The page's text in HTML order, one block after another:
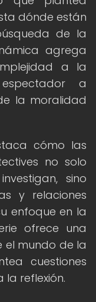
dónde están
de la
agrega
a la
a
la moralidad
cómo las
no solo
sino
y relaciones
enfoque en la
ofrece una
el mundo de la
cuestiones
reflexión.